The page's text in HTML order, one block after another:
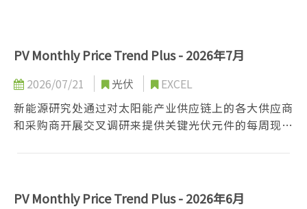
PV Monthly Price Trend Plus - 2026年7月
2026/07/21 光伏
EXCEL
新能源研究处通过对太阳能产业供应链上的各大供应商
和采购商开展交叉调研来提供关键光伏元件的每周现货
分析，从而为尊贵的客户提供价格趋势和市场情报。
PV Monthly Price Trend Plus - 2026年6月